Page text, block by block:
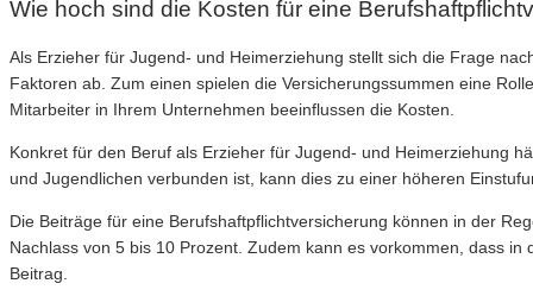
Wie hoch sind die Kosten für eine
Als Erzieher für Jugend- und Heimerziehung stellt sich die Frage
Faktoren ab. Zum einen spielen die Versicherungssummen eine
Mitarbeiter in Ihrem Unternehmen beeinflussen die Kosten.
Konkret für den Beruf als Erzieher für Jugend- und Heimerziehung
und Jugendlichen verbunden ist, kann dies zu einer höheren
Die Beiträge für eine Berufshaftpflichtversicherung können in der
Nachlass von 5 bis 10 Prozent. Zudem kann es vorkommen, dass
Beitrag.